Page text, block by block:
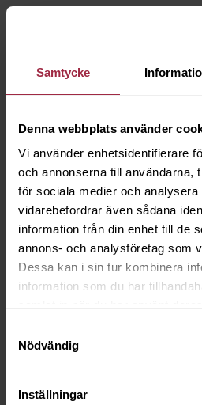
Samtycke
Denna webbplats använder
Vi använder enhetsidentifierare
och annonserna till användarna,
för sociala medier och
vidarebefordrar även sådana
information från din enhet till de
annons- och analysföretag som
Dessa kan i sin tur kombinera
information som du har
Nödvändig
Inställningar